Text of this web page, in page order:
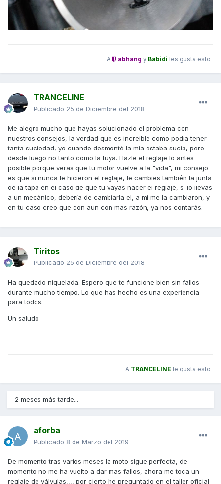
A abhang y Babidi les gusta esto
TRANCELINE
Publicado 25 de Diciembre del 2018
Me alegro mucho que hayas solucionado el problema con
nuestros consejos, la verdad que es increible como podía tener
tanta suciedad, yo cuando desmonté la mía estaba sucia, pero
desde luego no tanto como la tuya. Hazle el reglaje lo antes
posible porque veras que tu motor vuelve a la "vida", mi consejo
es que si nunca le hicieron el reglaje, le cambies también la junta
de la tapa en el caso de que tu vayas hacer el reglaje, si lo llevas
a un mecánico, debería de cambiarla el, a mi me la cambiaron, y
en tu caso creo que con aun con mas razón, ya nos contarás.
Tiritos
Publicado 25 de Diciembre del 2018
Ha quedado niquelada. Espero que te funcione bien sin fallos
durante mucho tiempo. Lo que has hecho es una experiencia
para todos.
Un saludo
A TRANCELINE le gusta esto
2 meses más tarde...
aforba
Publicado 8 de Marzo del 2019
De momento tras varios meses la moto sigue perfecta, de
momento no me ha vuelto a dar mas fallos, ahora me toca un
reglaje de válvulas,,,, por cierto he preguntado en el taller oficial